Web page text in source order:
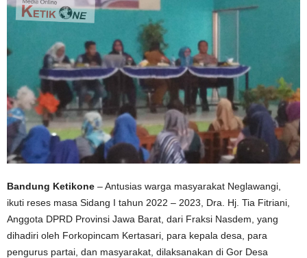
Bandung Ketikone – Antusias warga masyarakat Neglawangi,
ikuti reses masa Sidang I tahun 2022 – 2023, Dra. Hj. Tia Fitriani,
Anggota DPRD Provinsi Jawa Barat, dari Fraksi Nasdem, yang
dihadiri oleh Forkopincam Kertasari, para kepala desa, para
pengurus partai, dan masyarakat, dilaksanakan di Gor Desa